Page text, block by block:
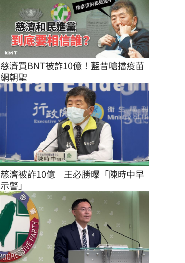
慈濟買BNT被詐10億！藍昔嗆擋疫苗
網朝聖
慈濟被詐10億　王必勝曝「陳時中早
示警」